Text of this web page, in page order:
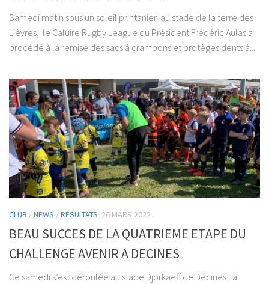
Samedi matin sous un soleil printanier au stade de la terre des
Lièvres, le Caluire Rugby League du Président Frédéric Aulas a
procédé à la remise des sacs à crampons et protèges dents à...
CLUB /NEWS /RÉSULTATS 26 MARS 2022
BEAU SUCCES DE LA QUATRIEME ETAPE DU
CHALLENGE AVENIR A DECINES
Ce samedi s’est déroulée au stade Djorkaeff de Décines la